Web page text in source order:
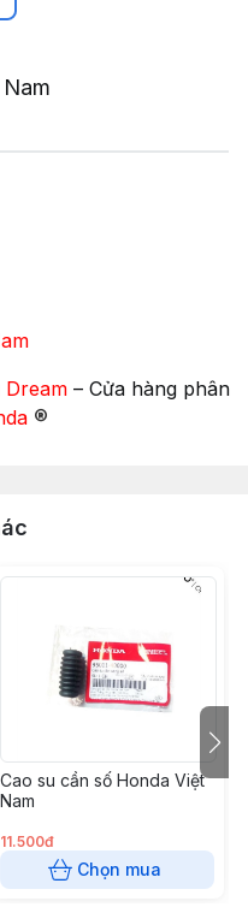
Dream – Cửa hàng phân
®
Cao su cần số Honda Việt
Nam
11.500đ
Chọn mua